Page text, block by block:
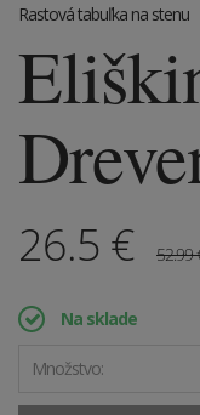
Rastová tabuľka na stenu
26.5 € 52.99
Na sklade
Množstvo: